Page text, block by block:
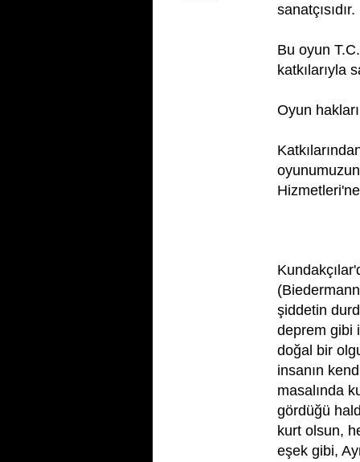
sanatçısıdır.
Bu oyun
katkılarıyla
Oyun
şiddetin
deprem gibi
doğal bir
insanın
masalında
gördüğü
kurt olsun,
eşek gibi,